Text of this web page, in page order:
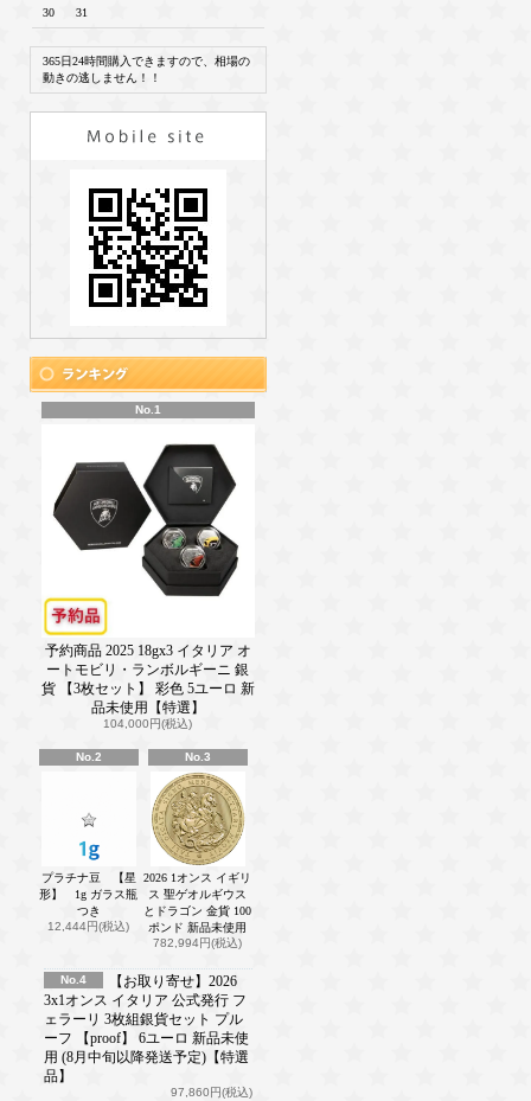
30 31
365日24時間購入できますので、相場の
動きの逃しません！！
No.1
予約商品 2025 18gx3 イタリア オ
ートモビリ・ランボルギーニ 銀
貨 【3枚セット】 彩色 5ユーロ 新
品未使用【特選】
104,000円(税込)
No.2
プラチナ豆 【星
形】 1g ガラス瓶
つき
12,444円(税込)
No.3
2026 1オンス イギリ
ス 聖ゲオルギウス
とドラゴン 金貨 100
ポンド 新品未使用
782,994円(税込)
No.4
【お取り寄せ】2026
3x1オンス イタリア 公式発行 フ
ェラーリ 3枚組銀貨セット プル
ーフ 【proof】 6ユーロ 新品未使
用 (8月中旬以降発送予定)【特選
品】
97,860円(税込)